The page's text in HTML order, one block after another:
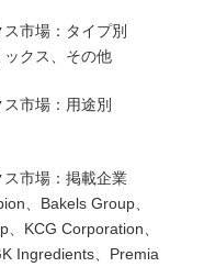
市場：タイプ別
クス、その他
市場：用途別
ス市場：掲載企業
、Bakels Group、
KCG Corporation、
Ingredients、Premia